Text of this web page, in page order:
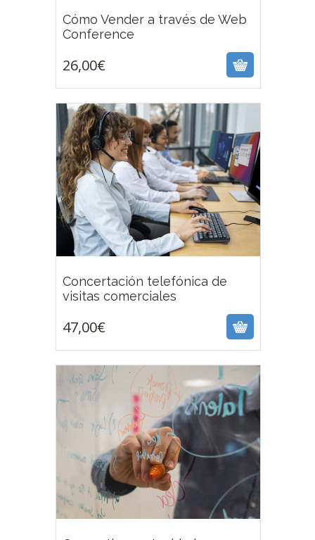
Cómo Vender a través de Web
Conference
26,00€
26,00€
Concertación telefónica de
visitas comerciales
47,00€
47,00€